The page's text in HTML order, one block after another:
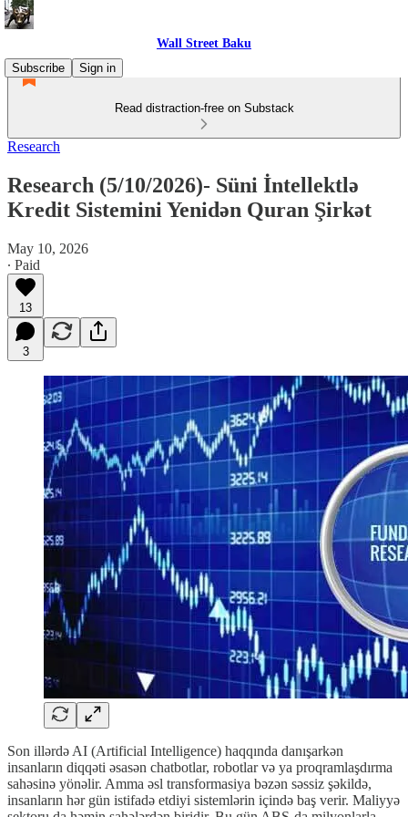
Wall Street Baku
Subscribe
Sign in
Read distraction-free on Substack
Research
Research (5/10/2026)- Süni İntellektlə
Kredit Sistemini Yenidən Quran Şirkət
May 10, 2026
∙ Paid
13
3
Son illərdə AI (Artificial Intelligence) haqqında danışarkən
insanların diqqəti əsasən chatbotlar, robotlar və ya proqramlaşdırma
sahəsinə yönəlir. Amma əsl transformasiya bəzən səssiz şəkildə,
insanların hər gün istifadə etdiyi sistemlərin içində baş verir. Maliyyə